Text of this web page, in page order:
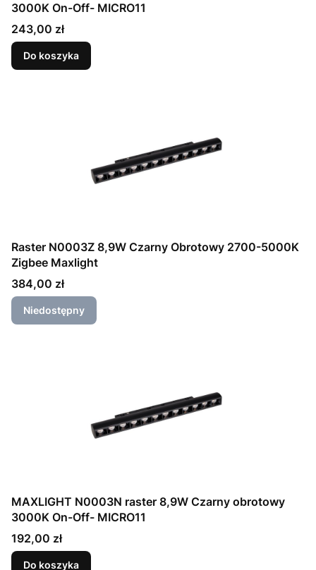
3000K On-Off- MICRO11
Cena
243,00 zł
Do koszyka
Raster N0003Z 8,9W Czarny Obrotowy 2700-5000K
Zigbee Maxlight
Cena
384,00 zł
Niedostępny
MAXLIGHT N0003N raster 8,9W Czarny obrotowy
3000K On-Off- MICRO11
Cena
192,00 zł
Do koszyka